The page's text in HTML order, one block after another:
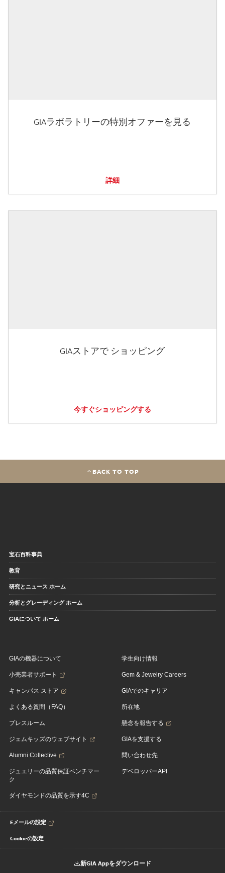
GIAラボラトリーの特別オファーを見る
詳細
GIAストアで ショッピング
今すぐショッピングする
BACK TO TOP
宝石百科事典
教育
研究とニュース ホーム
分析とグレーディング ホーム
GIAについて ホーム
GIAの機器について
小売業者サポート
キャンパス ストア
よくある質問（FAQ）
プレスルーム
ジェムキッズのウェブサイト
Alumni Collective
ジュエリーの品質保証ベンチマー
ク
ダイヤモンドの品質を示す4C
学生向け情報
Gem & Jewelry Careers
GIAでのキャリア
所在地
懸念を報告する
GIAを支援する
問い合わせ先
デベロッパーAPI
Eメールの設定
Cookieの設定
新GIA Appをダウンロード